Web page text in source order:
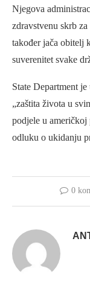
Njegova
zdravstvenu skrb
također jača obitelj
suverenitet svake
State Department
„zaštita života u
podjele u
odluku o ukidanju
0